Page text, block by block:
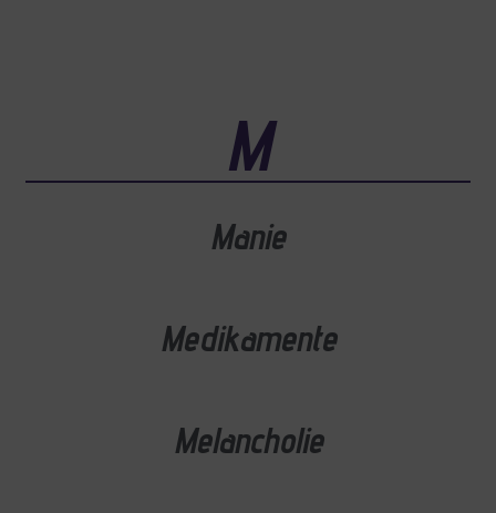
M
Manie
Medikamente
Melancholie